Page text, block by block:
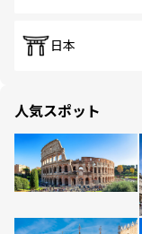
日本
人気スポット